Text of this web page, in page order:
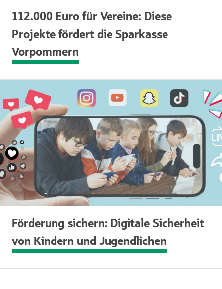
112.000 Euro für Vereine: Diese
Projekte fördert die Sparkasse
Vorpommern
Förderung sichern: Digitale Sicherheit
von Kindern und Jugendlichen